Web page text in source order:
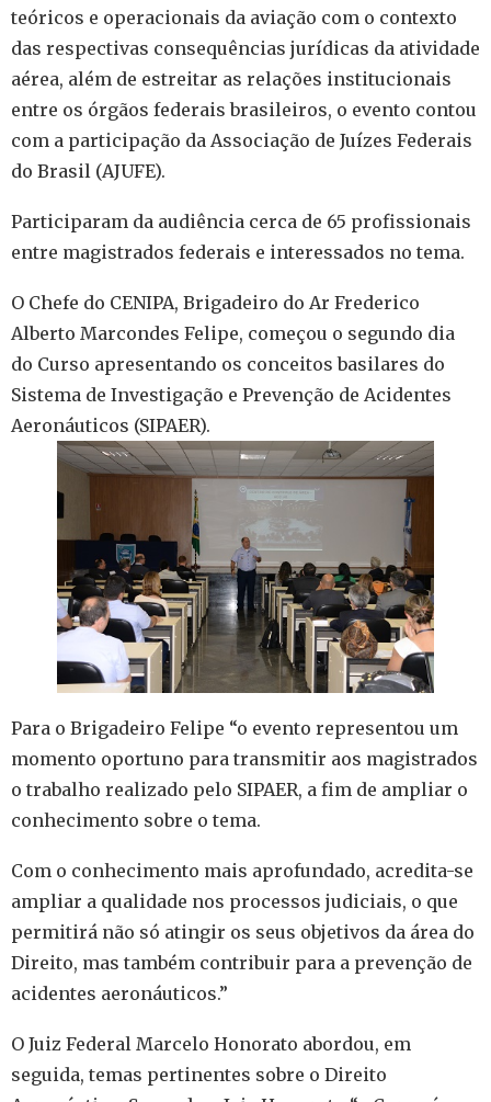
teóricos e operacionais da aviação com o contexto
das respectivas consequências jurídicas da atividade
aérea, além de estreitar as relações institucionais
entre os órgãos federais brasileiros, o evento contou
com a participação da Associação de Juízes Federais
do Brasil (AJUFE).
Participaram da audiência cerca de 65 profissionais
entre magistrados federais e interessados no tema.
O Chefe do CENIPA, Brigadeiro do Ar Frederico
Alberto Marcondes Felipe, começou o segundo dia
do Curso apresentando os conceitos basilares do
Sistema de Investigação e Prevenção de Acidentes
Aeronáuticos (SIPAER).
Para o Brigadeiro Felipe “o evento representou um
momento oportuno para transmitir aos magistrados
o trabalho realizado pelo SIPAER, a fim de ampliar o
conhecimento sobre o tema.
Com o conhecimento mais aprofundado, acredita-se
ampliar a qualidade nos processos judiciais, o que
permitirá não só atingir os seus objetivos da área do
Direito, mas também contribuir para a prevenção de
acidentes aeronáuticos.”
O Juiz Federal Marcelo Honorato abordou, em
seguida, temas pertinentes sobre o Direito